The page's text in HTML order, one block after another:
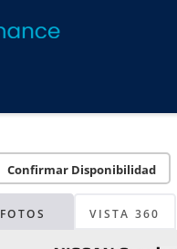
Confirmar Disponibilidad
FOTOS VISTA 360